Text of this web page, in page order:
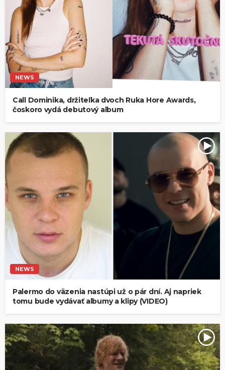
NEWS
Call Dominika, držiteľka dvoch Ruka Hore Awards,
čoskoro vydá debutový album
NEWS
Palermo do väzenia nastúpi už o pár dní. Aj napriek
tomu bude vydávať albumy a klipy (VIDEO)